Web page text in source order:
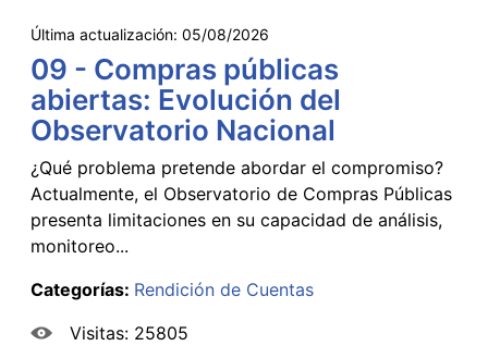
Última actualización: 05/08/2026
09 - Compras públicas
abiertas: Evolución del
Observatorio Nacional
¿Qué problema pretende abordar el compromiso?
Actualmente, el Observatorio de Compras Públicas
presenta limitaciones en su capacidad de análisis,
monitoreo...
Categorías: Rendición de Cuentas
Visitas: 25805